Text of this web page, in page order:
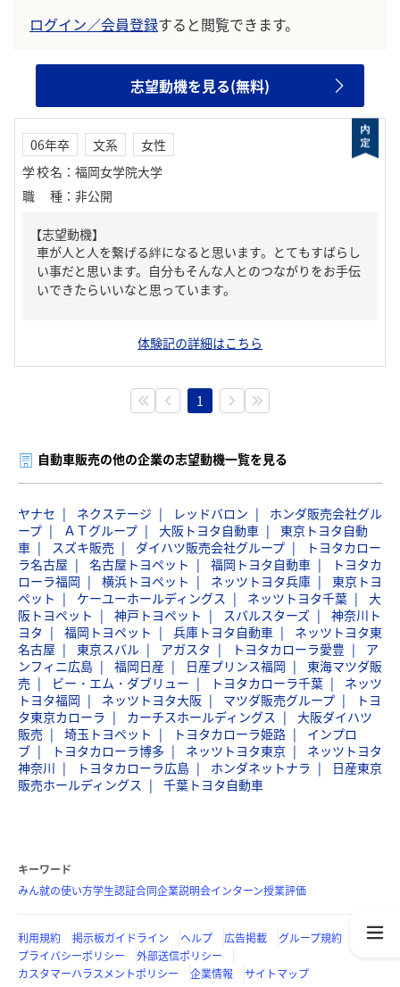
ログイン／会員登録すると閲覧できます。
志望動機を見る(無料)
06年卒 文系
女性
学校名 ： 福岡女学院大学
職種 ： 非公開
【志望動機】
車が人と人を繋げる絆になると思います。とてもすばらし
い事だと思います。自分もそんな人とのつながりをお手伝
いできたらいいなと思っています。
体験記の詳細はこちら
1
自動車販売の他の企業の志望動機一覧を見る
ヤナセ ネクステージ レッドバロン
ホンダ販売会社グル
ープ
ＡＴグループ 大阪トヨタ自動車
東京トヨタ自動
車
スズキ販売 ダイハツ販売会社グループ
トヨタカロー
ラ名古屋
名古屋トヨペット 福岡トヨタ自動車
トヨタカ
ローラ福岡
横浜トヨペット ネッツトヨタ兵庫
東京トヨ
ペット
ケーユーホールディングス ネッツトヨタ千葉
大
阪トヨペット
神戸トヨペット スバルスターズ
神奈川ト
ヨタ
福岡トヨペット 兵庫トヨタ自動車
ネッツトヨタ東
名古屋
東京スバル アガスタ トヨタカローラ愛豊
ア
ンフィニ広島
福岡日産 日産プリンス福岡
東海マツダ販
売
ビー・エム・ダブリュー トヨタカローラ千葉
ネッツ
トヨタ福岡
ネッツトヨタ大阪 マツダ販売グループ
トヨ
タ東京カローラ
カーチスホールディングス
大阪ダイハツ
販売
埼玉トヨペット トヨタカローラ姫路
インプロ
ブ
トヨタカローラ博多 ネッツトヨタ東京
ネッツトヨタ
神奈川
トヨタカローラ広島 ホンダネットナラ
日産東京
販売ホールディングス
千葉トヨタ自動車
キーワード
みん就の使い方学生認証合同企業説明会インターン授業評価
利用規約 掲示板ガイドライン ヘルプ 広告掲載
グループ規約
プライバシーポリシー
外部送信ポリシー
カスタマーハラスメントポリシー
企業情報 サイトマップ